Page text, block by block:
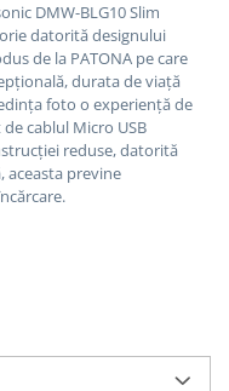
DMW-BLG10 Slim
datorită designului
de la PATONA pe care
durata de viață
foto o experiență de
cablul Micro USB
reduse, datorită
previne